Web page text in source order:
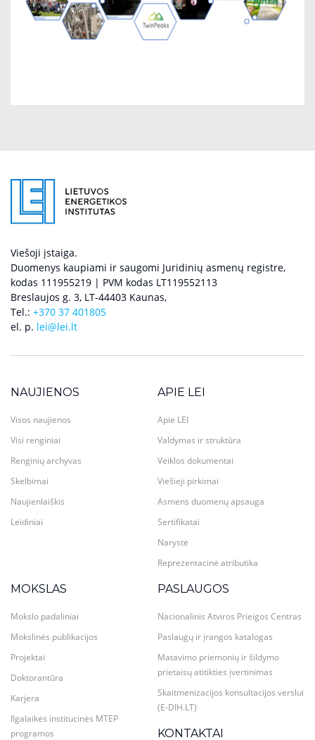
Viešoji įstaiga.
Duomenys kaupiami ir saugomi Juridinių asmenų registre,
kodas 111955219 | PVM kodas LT119552113
Breslaujos g. 3, LT-44403 Kaunas,
Tel.: +370 37 401805
el. p. lei@lei.lt
NAUJIENOS
Visos naujienos
Visi renginiai
Renginių archyvas
Skelbimai
Naujienlaiškis
Leidiniai
APIE LEI
Apie LEI
Valdymas ir struktūra
Veiklos dokumentai
Viešieji pirkimai
Asmens duomenų apsauga
Sertifikatai
Narystė
Reprezentacinė atributika
MOKSLAS
Mokslo padaliniai
Mokslinės publikacijos
Projektai
Doktorantūra
Karjera
Ilgalaikės institucinės MTEP
programos
PASLAUGOS
Nacionalinis Atviros Prieigos Centras
Paslaugų ir įrangos katalogas
Matavimo priemonių ir šildymo
prietaisų atitikties įvertinimas
Skaitmenizacijos konsultacijos verslui
(E-DIH.LT)
KONTAKTAI